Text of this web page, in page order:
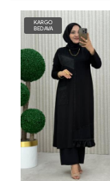
KARGO
BEDAVA